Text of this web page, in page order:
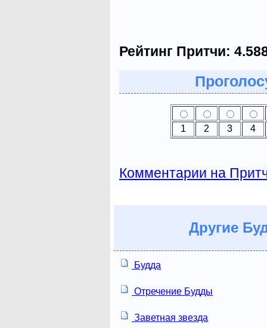
Рейтинг Притчи:
1 2 3 4
Комментарии на
Другие
Будда
Отречение Будды
Заветная звезда